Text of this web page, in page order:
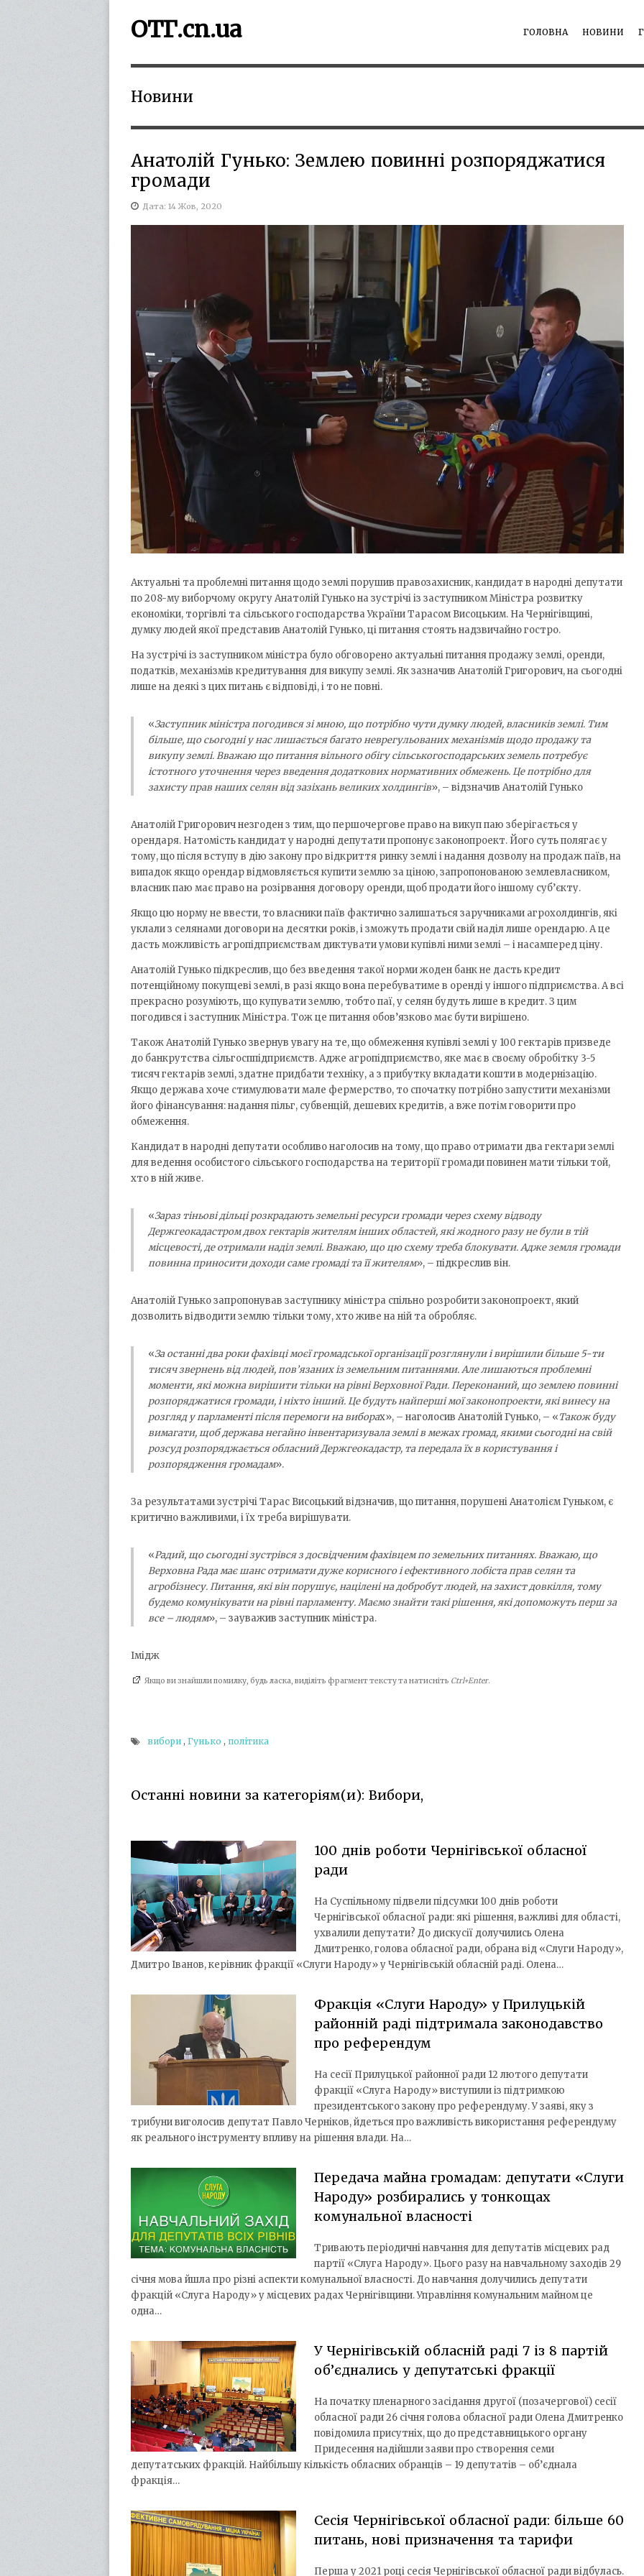
ГОЛОВНА НОВИНИ
ОТГ.cn.ua
Новини
Анатолій Гунько: Землею повинні розпоряджатися
громади
Дата: 14 Жов, 2020
Актуальні та проблемні питання щодо землі порушив правозахисник, кандидат в народні депутати
по 208-му виборчому округу Анатолій Гунько на зустрічі із заступником Міністра розвитку
економіки, торгівлі та сільського господарства України Тарасом Висоцьким. На Чернігівщині,
думку людей якої представив Анатолій Гунько, ці питання стоять надзвичайно гостро.
На зустрічі із заступником міністра було обговорено актуальні питання продажу землі, оренди,
податків, механізмів кредитування для викупу землі. Як зазначив Анатолій Григорович, на сьогодні
лише на деякі з цих питань є відповіді, і то не повні.
«Заступник міністра погодився зі мною, що потрібно чути думку людей, власників землі. Тим
більше, що сьогодні у нас лишається багато неврегульованих механізмів щодо продажу та
викупу землі. Вважаю що питання вільного обігу сільськогосподарських земель потребує
істотного уточнення через введення додаткових нормативних обмежень. Це потрібно для
захисту прав наших селян від зазіхань великих холдингів», – відзначив Анатолій Гунько
Анатолій Григорович незгоден з тим, що першочергове право на викуп паю зберігається у
орендаря. Натомість кандидат у народні депутати пропонує законопроект. Його суть полягає у
тому, що після вступу в дію закону про відкриття ринку землі і надання дозволу на продаж паїв, на
випадок якщо орендар відмовляється купити землю за ціною, запропонованою землевласником,
власник паю має право на розірвання договору оренди, щоб продати його іншому суб’єкту.
Якщо цю норму не ввести, то власники паїв фактично залишаться заручниками агрохолдингів, які
уклали з селянами договори на десятки років, і зможуть продати свій наділ лише орендарю. А це
дасть можливість агропідприємствам диктувати умови купівлі ними землі – і насамперед ціну.
Анатолій Гунько підкреслив, що без введення такої норми жоден банк не дасть кредит
потенційному покупцеві землі, в разі якщо вона перебуватиме в оренді у іншого підприємства. А всі
прекрасно розуміють, що купувати землю, тобто паї, у селян будуть лише в кредит. З цим
погодився і заступник Міністра. Тож це питання обов’язково має бути вирішено.
Також Анатолій Гунько звернув увагу на те, що обмеження купівлі землі у 100 гектарів призведе
до банкрутства сільгосппідприємств. Адже агропідприємство, яке має в своєму обробітку 3-5
тисяч гектарів землі, здатне придбати техніку, а з прибутку вкладати кошти в модернізацію.
Якщо держава хоче стимулювати мале фермерство, то спочатку потрібно запустити механізми
його фінансування: надання пільг, субвенцій, дешевих кредитів, а вже потім говорити про
обмеження.
Кандидат в народні депутати особливо наголосив на тому, що право отримати два гектари землі
для ведення особистого сільського господарства на території громади повинен мати тільки той,
хто в ній живе.
«Зараз тіньові дільці розкрадають земельні ресурси громади через схему відводу
Держгеокадастром двох гектарів жителям інших областей, які жодного разу не були в тій
місцевості, де отримали наділ землі. Вважаю, що цю схему треба блокувати. Адже земля громади
повинна приносити доходи саме громаді та її жителям», – підкреслив він.
Анатолій Гунько запропонував заступнику міністра спільно розробити законопроект, який
дозволить відводити землю тільки тому, хто живе на ній та обробляє.
«За останні два роки фахівці моєї громадської організації розглянули і вирішили більше 5-ти
тисяч звернень від людей, пов’язаних із земельним питаннями. Але лишаються проблемні
моменти, які можна вирішити тільки на рівні Верховної Ради. Переконаний, що землею повинні
розпоряджатися громади, і ніхто інший. Це будуть найперші мої законопроекти, які винесу на
розгляд у парламенті після перемоги на виборах», – наголосив Анатолій Гунько, – «Також буду
вимагати, щоб держава негайно інвентаризувала землі в межах громад, якими сьогодні на свій
розсуд розпоряджається обласний Держгеокадастр, та передала їх в користування і
розпорядження громадам».
За результатами зустрічі Тарас Висоцький відзначив, що питання, порушені Анатолієм Гуньком, є
критично важливими, і їх треба вирішувати.
«Радий, що сьогодні зустрівся з досвідченим фахівцем по земельних питаннях. Вважаю, що
Верховна Рада має шанс отримати дуже корисного і ефективного лобіста прав селян та
агробізнесу. Питання, які він порушує, націлені на добробут людей, на захист довкілля, тому
будемо комунікувати на рівні парламенту. Маємо знайти такі рішення, які допоможуть перш за
все – людям», – зауважив заступник міністра.
Імідж
Якщо ви знайшли помилку, будь ласка, виділіть фрагмент тексту та натисніть Ctrl+Enter.
вибори , Гунько , політика
Останні новини за категоріям(и): Вибори,
100 днів роботи Чернігівської обласної
ради
На Суспільному підвели підсумки 100 днів роботи
Чернігівської обласної ради: які рішення, важливі для області,
ухвалили депутати? До дискусії долучились Олена
Дмитренко, голова обласної ради, обрана від «Слуги Народу»,
Дмитро Іванов, керівник фракції «Слуги Народу» у Чернігівській обласній раді. Олена…
Фракція «Слуги Народу» у Прилуцькій
районній раді підтримала законодавство
про референдум
На сесії Прилуцької районної ради 12 лютого депутати
фракції «Слуга Народу» виступили із підтримкою
президентського закону про референдуму. У заяві, яку з
трибуни виголосив депутат Павло Черніков, йдеться про важливість використання референдуму
як реального інструменту впливу на рішення влади. На…
Передача майна громадам: депутати «Слуги
Народу» розбирались у тонкощах
комунальної власності
Тривають періодичні навчання для депутатів місцевих рад
партії «Слуга Народу». Цього разу на навчальному заходів 29
січня мова йшла про різні аспекти комунальної власності. До навчання долучились депутати
фракцій «Слуга Народу» у місцевих радах Чернігівщини. Управління комунальним майном це
одна…
У Чернігівській обласній раді 7 із 8 партій
об’єднались у депутатські фракції
На початку пленарного засідання другої (позачергової) сесії
обласної ради 26 січня голова обласної ради Олена Дмитренко
повідомила присутніх, що до представницького органу
Придесення надійшли заяви про створення семи
депутатських фракцій. Найбільшу кількість обласних обранців – 19 депутатів – об’єднала
фракція…
Сесія Чернігівської обласної ради: більше 60
питань, нові призначення та тарифи
Перша у 2021 році сесія Чернігівської обласної ради відбулась.